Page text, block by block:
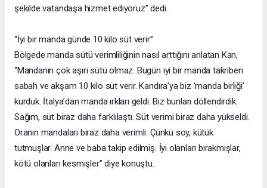
şekilde vatandaşa hizmet ediyoruz” dedi.
“İyi bir manda günde 10 kilo süt verir”
Bölgede manda sütü verimliliğinin nasıl arttığını anlatan Kan,
“Mandanın çok aşırı sütü olmaz. Bugün iyi bir manda takriben
sabah ve akşam 10 kilo süt verir. Kandıra’ya biz ‘manda birliği’
kurduk. İtalya’dan manda ırkları geldi. Biz bunları döllendirdik.
Sağım, süt biraz daha farklılaştı. Süt verimi biraz daha yükseldi.
Oranın mandaları biraz daha verimli. Çünkü soy, kütük
tutmuşlar. Anne ve baba takip edilmiş. İyi olanları bırakmışlar,
kötü olanları kesmişler” diye konuştu.